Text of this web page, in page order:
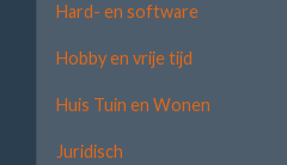
Hard- en software
Hobby en vrije tijd
Huis Tuin en Wonen
Juridisch